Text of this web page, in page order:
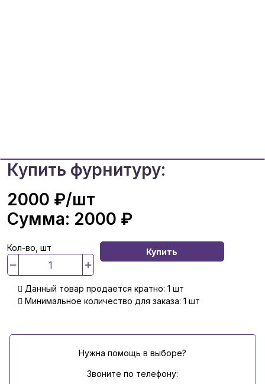
Купить фурнитуру:
2000 ₽/шт
Сумма: 2000 ₽
Кол-во, шт Купить
Данный товар продается кратно: 1 шт
Минимальное количество для заказа: 1 шт
Нужна помощь в выборе?
Звоните по телефону: